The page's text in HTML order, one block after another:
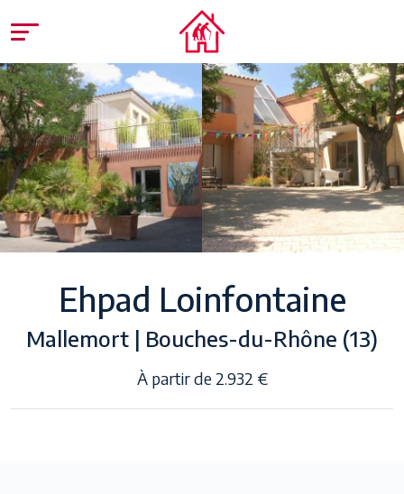
Ehpad Loinfontaine
Mallemort | Bouches-du-Rhône (13)
À partir de 2.932 €